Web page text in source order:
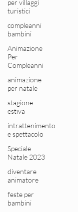
per villaggi
turistici
compleanni
bambini
Animazione
Per
Compleanni
animazione
per natale
stagione
estiva
intrattenimento
e spettacolo
Speciale
Natale 2023
diventare
animatore
feste per
bambini